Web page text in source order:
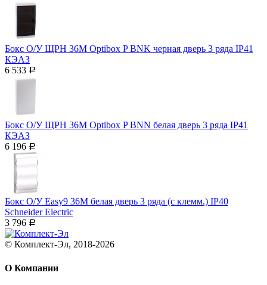
Бокс О/У ЩРН 36М Optibox P BNK черная дверь 3 ряда IP41
КЭАЗ
6 533 Р
Бокс О/У ЩРН 36М Optibox P BNN белая дверь 3 ряда IP41
КЭАЗ
6 196 Р
Бокс О/У Easy9 36М белая дверь 3 ряда (с клемм.) IP40
Schneider Electric
3 796 Р
© Комплект-Эл, 2018-2026
О Компании